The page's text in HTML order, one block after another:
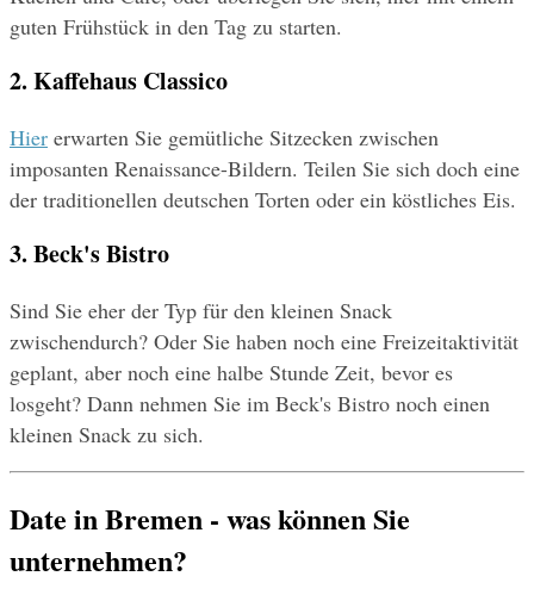
guten Frühstück in den Tag zu starten.
2. Kaffehaus Classico
Hier erwarten Sie gemütliche Sitzecken zwischen
imposanten Renaissance-Bildern. Teilen Sie sich doch eine
der traditionellen deutschen Torten oder ein köstliches Eis.
3. Beck's Bistro
Sind Sie eher der Typ für den kleinen Snack
zwischendurch? Oder Sie haben noch eine Freizeitaktivität
geplant, aber noch eine halbe Stunde Zeit, bevor es
losgeht? Dann nehmen Sie im Beck's Bistro noch einen
kleinen Snack zu sich.
Date in Bremen - was können Sie
unternehmen?